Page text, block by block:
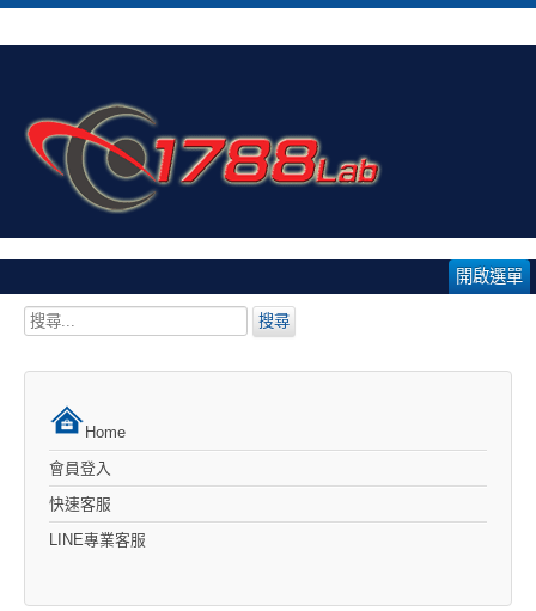
開啟選單
搜
搜尋
Home
會員登入
快速客服
LINE專業客服